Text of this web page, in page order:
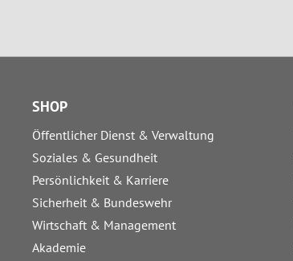
SHOP
Öffentlicher Dienst & Verwaltung
Soziales & Gesundheit
Persönlichkeit & Karriere
Sicherheit & Bundeswehr
Wirtschaft & Management
Akademie